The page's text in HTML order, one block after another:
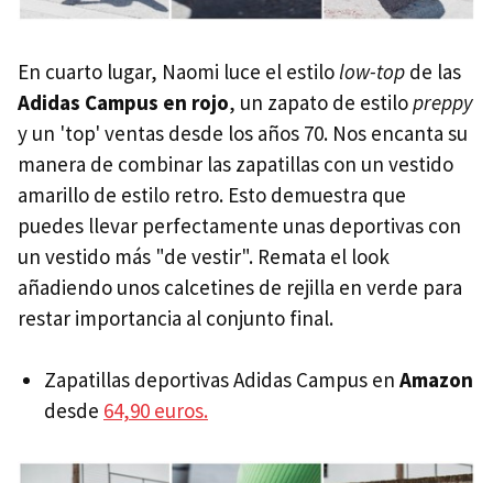
En cuarto lugar, Naomi luce el estilolow-top de las
Adidas Campus en rojo, un zapato de estilopreppy
y un 'top' ventas desde los años 70. Nos encanta su
manera de combinar las zapatillas con un vestido
amarillo de estilo retro. Esto demuestra que
puedes llevar perfectamente unas deportivas con
un vestido más "de vestir". Remata el look
añadiendo unos calcetines de rejilla en verde para
restar importancia al conjunto final.
Zapatillas deportivas Adidas Campus en Amazon
desde 64,90 euros.